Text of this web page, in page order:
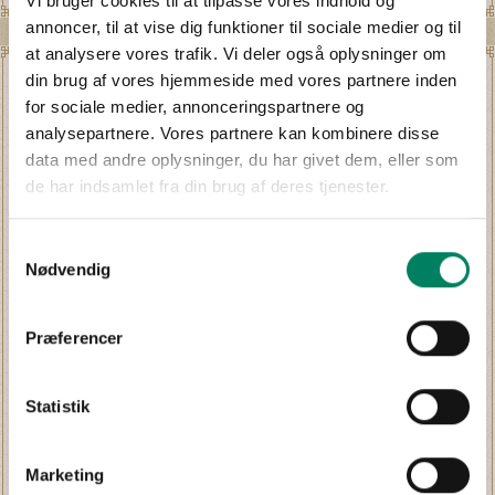
annoncer, til at vise dig funktioner til sociale medier og til
at analysere vores trafik. Vi deler også oplysninger om
din brug af vores hjemmeside med vores partnere inden
for sociale medier, annonceringspartnere og
analysepartnere. Vores partnere kan kombinere disse
data med andre oplysninger, du har givet dem, eller som
de har indsamlet fra din brug af deres tjenester.
Nødvendig
Præferencer
Statistik
Marketing
TESTSHOW MED JAN HELLESØE
besøger Bakken.